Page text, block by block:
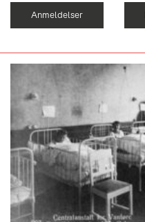
Anmeldelser